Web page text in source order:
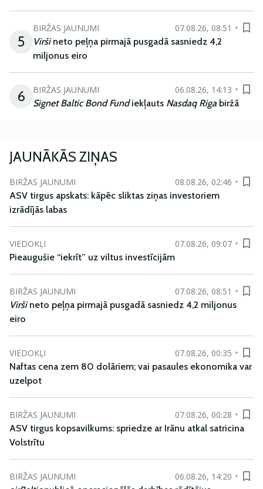
5
BIRŽAS JAUNUMI
07.08.26, 08:51
Viršineto peļņa pirmajā pusgadā sasniedz 4,2
miljonus eiro
6 BIRŽAS JAUNUMI
06.08.26, 14:13
Signet Baltic Bond Fundiekļauts Nasdaq Riga biržā
JAUNĀKĀS ZIŅAS
BIRŽAS JAUNUMI
08.08.26, 02:46
ASV tirgus apskats: kāpēc sliktas ziņas investoriem
izrādījās labas
VIEDOKĻI
07.08.26, 09:07
Pieaugušie “iekrīt” uz viltus investīcijām
BIRŽAS JAUNUMI
07.08.26, 08:51
Viršineto peļņa pirmajā pusgadā sasniedz 4,2 miljonus
eiro
VIEDOKĻI
07.08.26, 00:35
Naftas cena zem 80 dolāriem; vai pasaules ekonomika var
uzelpot
BIRŽAS JAUNUMI
07.08.26, 00:28
ASV tirgus kopsavilkums: spriedze ar Irānu atkal satricina
Volstrītu
BIRŽAS JAUNUMI
06.08.26, 14:20